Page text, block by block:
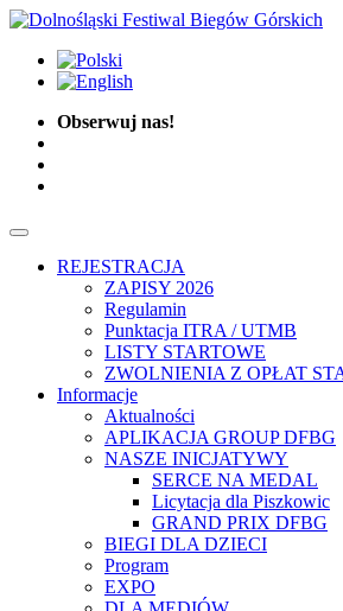
Obserwuj nas!
REJESTRACJA
ZAPISY 2026
Regulamin
Punktacja ITRA / UTMB
LISTY STARTOWE
ZWOLNIENIA Z OPŁAT
Informacje
Aktualności
APLIKACJA GROUP DFBG
NASZE INICJATYWY
SERCE NA MEDAL
Licytacja dla Piszkowic
GRAND PRIX DFBG
BIEGI DLA DZIECI
Program
EXPO